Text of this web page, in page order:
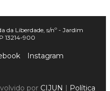
da Liberdade, s/nº - Jardim
13214-900
Instagram
por CIJUN | Política